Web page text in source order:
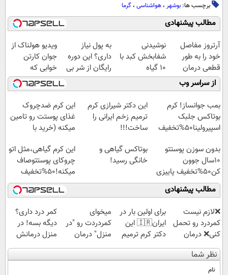
برچسب ها: بوشهر ، هواشناسی ، گرما
مطالب پیشنهادی
آرتروز مفاصل
خود را به طور
قطعی درمان
کنید!
◗پرسش‌نامه◖
نوشیدنی
شفابخش کبد با
10 گیاه
موثر(تخفیف تا
امشب)
به پول نیاز
داری؟ این دوره
رایگان از شر بی
پولی خلاصت
میکنه
ویدیو هولناک از
جوان کارتن
خوابی که
میلیاردر شد.
آموزش رایگان
از سراسر وب
بمب جوانساز! کرم
بوتاکس جلبک
اسپیرولینا50%تخفیف
این دکتر شیرازی کرم
ترمیم زخم ایرانی را
ساخت!!!
این کرم ضدچروک
غذای پوستت رو تامین
میکنه (خرید با
بدون سوزن پوستتو
10سال جوون
کن50%تخفیف پاییزی
بوتاکس گیاهی و
خانگی رسید!
این کرم گیاهی،مثل اتو
چروکای پوستتوصاف
میکنه!50%تخفیف
مطالب پیشنهادی
❌لازم نیست
کمردرد رو تحمل
کنی❌ درمان
بدون جراحی و
قرص
(پرسشنامه)
برای اولین بار در
ایران🇮🇷 این
دکتر کرم ترمیم
کننده 23 روزه
ساخت!
میخوای
کمردردت رو "در
منزل" درمان
کنی؟ (◂فیلم +
◂پرسش‌نامه)
کمر درد داری؟
دیگه بسه! در
منزل درمانش
کن
(◀پرسش‌نامه)
نظر شما
نام